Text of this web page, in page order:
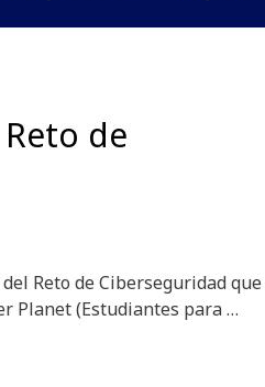
de
Reto de Ciberseguridad que
Planet (Estudiantes para …